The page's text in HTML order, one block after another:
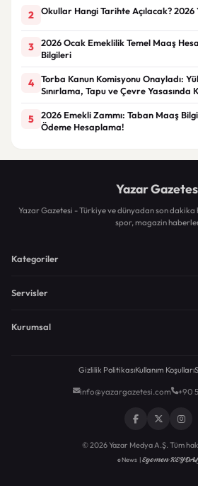
2 Okullar Hangi Tarihte Açılacak? 2026
3
2026 Ocak Emeklilik Temel Maaş
Bilgileri
4
Torba Kanun Komisyonu Onayladı:
Sınırlama, Tapu ve Çevre Yasasında
5
2026 Emekli Zammı: Taban Maaş
Ödeme Hesaplama!
Yazar
Yazar Gazetesi - Türkiye ve dünyadan son
spor, magazin
Kategoriler
Servisler
Kurumsal
Gizlilik PolitikasıKullanım Koşulları
info@yazargazetesi.com +90
© 2026 Yazar Medya A.Ş. Tüm
eNews |Egemen